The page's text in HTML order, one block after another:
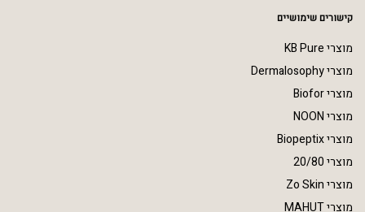
קישורים שימושיים
מוצרי KB Pure
מוצרי Dermalosophy
מוצרי Biofor
מוצרי NOON
מוצרי Biopeptix
מוצרי 20/80
מוצרי Zo Skin
מוצרי MAHUT